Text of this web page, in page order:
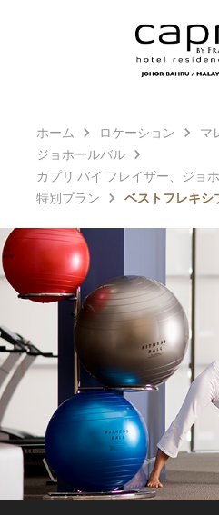
ホーム ロケーション
マ
ジョホールバル
カプリ バイ フレイザー、ジョ
特別プラン
ベストフレキシ